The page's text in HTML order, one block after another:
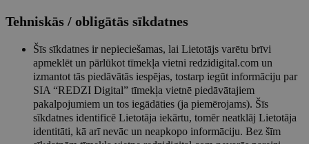
Tehniskās / obligātās sīkdatnes
Šīs sīkdatnes ir nepieciešamas, lai Lietotājs varētu brīvi
apmeklēt un pārlūkot tīmekļa vietni redzidigital.com un
izmantot tās piedāvātās iespējas, tostarp iegūt informāciju par
SIA “REDZI Digital” tīmekļa vietnē piedāvātajiem
pakalpojumiem un tos iegādāties (ja piemērojams). Šīs
sīkdatnes identificē Lietotāja iekārtu, tomēr neatklāj Lietotāja
identitāti, kā arī nevāc un neapkopo informāciju. Bez šīm